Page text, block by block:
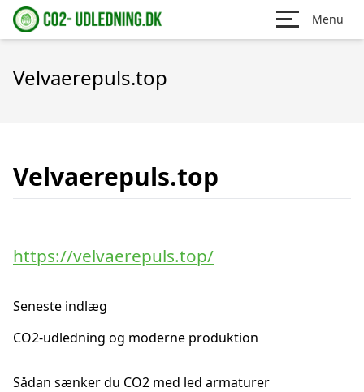
Menu
Velvaerepuls.top
Velvaerepuls.top
https://velvaerepuls.top/
Seneste indlæg
CO2-udledning og moderne produktion
Sådan sænker du CO2 med led armaturer